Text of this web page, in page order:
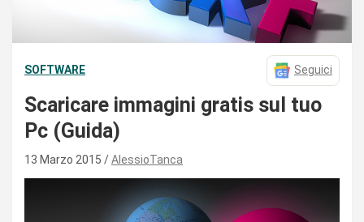
SOFTWARE Seguici
Scaricare immagini gratis sul tuo
Pc (Guida)
13 Marzo 2015 AlessioTanca